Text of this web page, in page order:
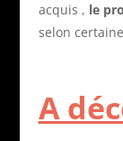
acquis , le
selon
A